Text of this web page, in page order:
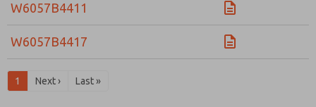
W6057B4411
W6057B4417
1 Next › Last »